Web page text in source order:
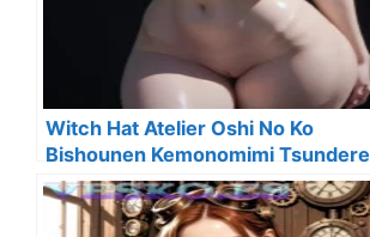
Witch Hat Atelier Oshi No Ko
Bishounen Kemonomimi Tsundere